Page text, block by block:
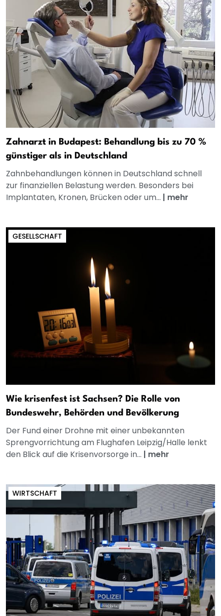
Zahnarzt in Budapest: Behandlung bis zu 70 %
günstiger als in Deutschland
Zahnbehandlungen können in Deutschland schnell
zur finanziellen Belastung werden. Besonders bei
Implantaten, Kronen, Brücken oder um... | mehr
GESELLSCHAFT
Wie krisenfest ist Sachsen? Die Rolle von
Bundeswehr, Behörden und Bevölkerung
Der Fund einer Drohne mit einer unbekannten
Sprengvorrichtung am Flughafen Leipzig/Halle lenkt
den Blick auf die Krisenvorsorge in... | mehr
WIRTSCHAFT